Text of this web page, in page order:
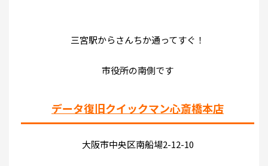
三宮駅からさんちか通ってすぐ！
市役所の南側です
データ復旧クイックマン心斎橋本店
大阪市中央区南船場2-12-10